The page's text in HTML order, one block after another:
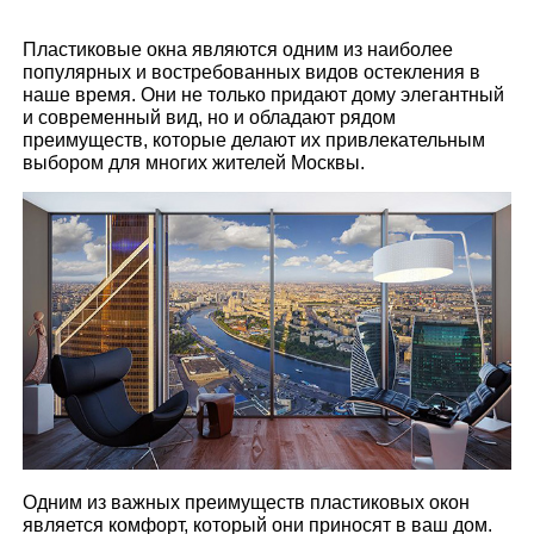
Пластиковые окна являются одним из наиболее
популярных и востребованных видов остекления в
наше время. Они не только придают дому элегантный
и современный вид, но и обладают рядом
преимуществ, которые делают их привлекательным
выбором для многих жителей Москвы.
Одним из важных преимуществ пластиковых окон
является комфорт, который они приносят в ваш дом.